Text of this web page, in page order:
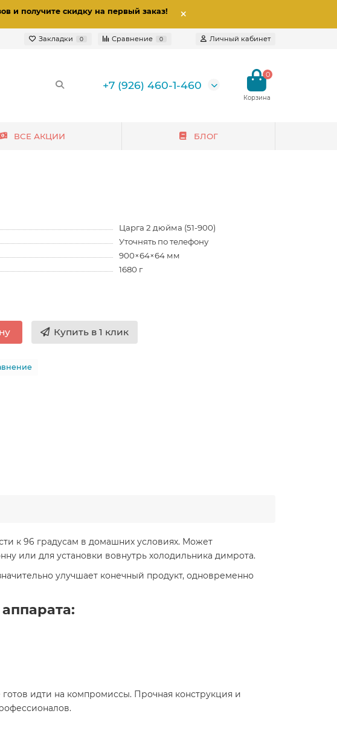
и получите скидку на первый заказ!
Закладки 0 Сравнение 0 Личный кабинет
+7 (926) 460-1-460
0
ВСЕ АКЦИИ БЛОГ
Царга 2 дюйма (51-900)
Уточнять по телефону
900×64×64 мм
1680 г
Купить в 1 клик
к 96 градусам в домашних условиях. Может
или для установки вовнутрь холодильника димрота.
улучшает конечный продукт, одновременно
идти на компромиссы. Прочная конструкция и